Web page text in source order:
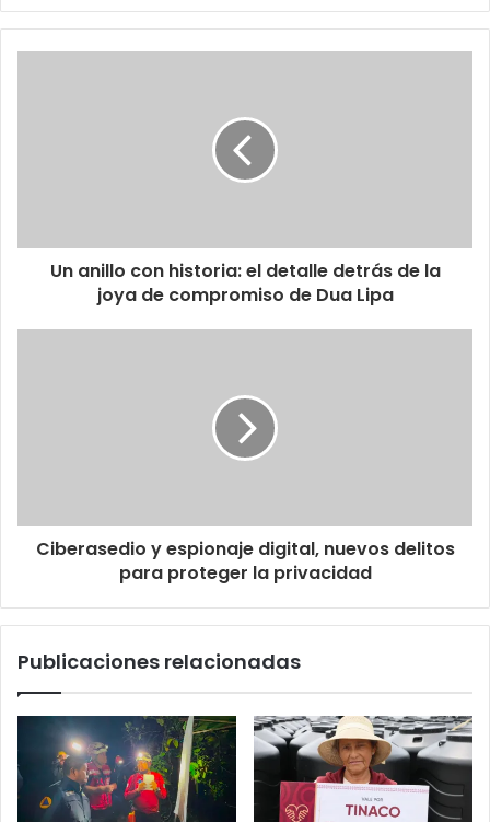
Un anillo con historia: el detalle detrás de la
joya de compromiso de Dua Lipa
Ciberasedio y espionaje digital, nuevos delitos
para proteger la privacidad
Publicaciones relacionadas